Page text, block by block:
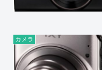
カメラ